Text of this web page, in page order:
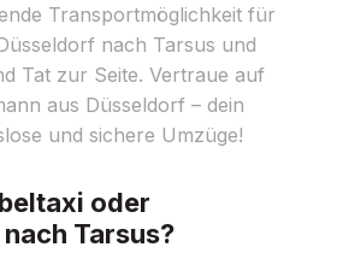
Transportmöglichkeit für
nach Tarsus und
Tat zur Seite. Vertraue auf
aus Düsseldorf – dein
und sichere Umzüge!
oder
Tarsus?